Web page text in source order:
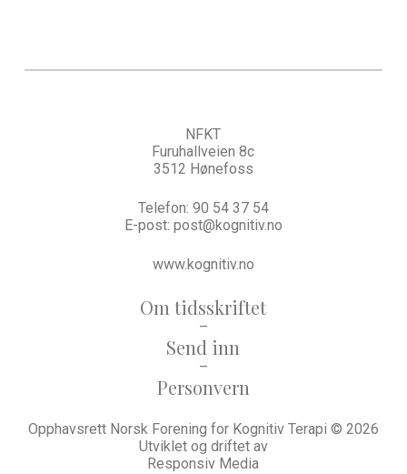
Om tidsskriftet
–
Send inn
–
Personvern
Opphavsrett Norsk Forening for Kognitiv Terapi © 2026
Utviklet og driftet av
Responsiv Media
NFKT
Furuhallveien 8c
3512 Hønefoss
Telefon: 90 54 37 54
E-post: post@kognitiv.no
www.kognitiv.no